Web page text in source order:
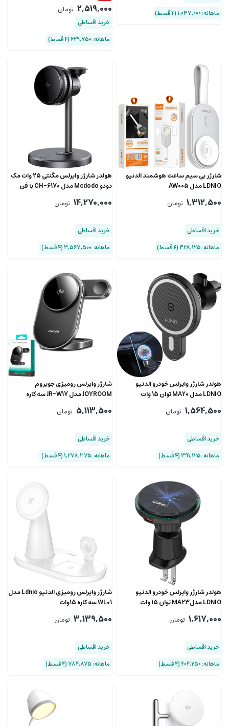
ماهانه: 1,037,000 (۴ قسط)
2,519,000 تومان
خرید اقساطی
ماهانه: 629,750 (۴ قسط)
شارژر بی سیم ساعت هوشمند الدنیو
LDNIO مدل AW005
1,312,500 تومان
خرید اقساطی
ماهانه: 328,125 (۴ قسط)
هولدر شارژر وایرلس مگنتی 25 وات مک
دودو Mcdodo مدل CH-6170 با فن
14,270,000 تومان
خرید اقساطی
ماهانه: 3,567,500 (۴ قسط)
هولدر شارژر وایرلس خودرو الدنیو
LDNIO مدل MA20‎ توان 15 وات
1,564,500 تومان
خرید اقساطی
ماهانه: 391,125 (۴ قسط)
شارژر وایرلس رومیزی جویروم
JOYROOM مدل JR-W17 سه کاره
5,113,500 تومان
خرید اقساطی
ماهانه: 1,278,375 (۴ قسط)
هولدر شارژر وایرلس خودرو الدنیو
LDNIO مدلMA23 توان 15 وات
1,617,000 تومان
خرید اقساطی
ماهانه: 404,250 (۴ قسط)
شارژر وایرلس رومیزی الدنیو Ldnio مدل
WL01‎ سه کاره 15وات
3,139,500 تومان
خرید اقساطی
ماهانه: 784,875 (۴ قسط)